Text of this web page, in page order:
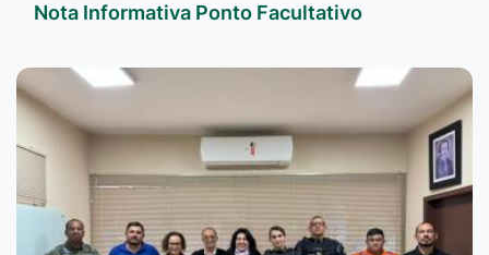
Nota Informativa Ponto Facultativo